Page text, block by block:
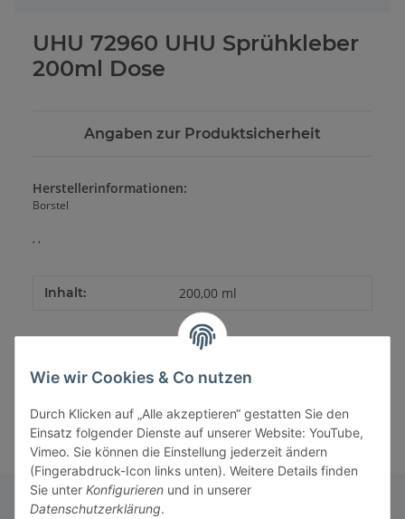
UHU 72960 UHU Sprühkleber
200ml Dose
Angaben zur Produktsicherheit
Herstellerinformationen:
Borstel
, ,
Inhalt: 200,00 ml
Wie wir Cookies & Co nutzen
Durch Klicken auf „Alle akzeptieren“ gestatten Sie den
Einsatz folgender Dienste auf unserer Website: YouTube,
Vimeo. Sie können die Einstellung jederzeit ändern
(Fingerabdruck-Icon links unten). Weitere Details finden
Sie unter Konfigurieren und in unserer
Datenschutzerklärung.